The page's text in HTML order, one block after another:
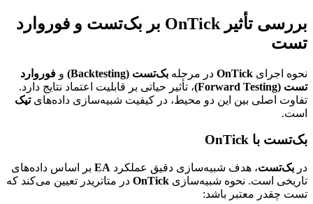
بررسی تأثیر OnTick بر بک‌تست و فوروارد
تست
نحوه اجرای OnTick در مرحله بک‌تست (Backtesting) و فوروارد
تست (Forward Testing)
، تأثیر حیاتی بر قابلیت اعتماد نتایج دارد.
تفاوت اصلی بین این دو محیط، در کیفیت شبیه‌سازی داده‌هایتیک
است.
بک‌تست با OnTick
در بک‌تست، هدف شبیه‌سازی دقیق عملکرد EA بر اساس داده‌های
تاریخی است. نحوه شبیه‌سازی OnTick در متاتریدر تعیین می‌کند که
تست چقدر معتبر باشد: